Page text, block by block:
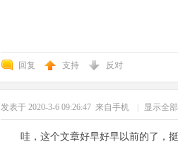
回复 支持 反对
发表于 2020-3-6 09:26:47 来自手机 显示全
哇，这个文章好早好早以前的了，